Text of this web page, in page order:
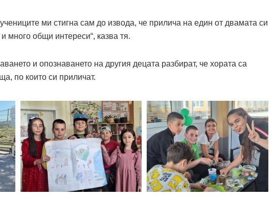
ми стигна сам до извода, че прилича на един от двамата си
много общи интереси“, казва тя.
и опознаването на другия децата разбират, че хората са
по които си приличат.